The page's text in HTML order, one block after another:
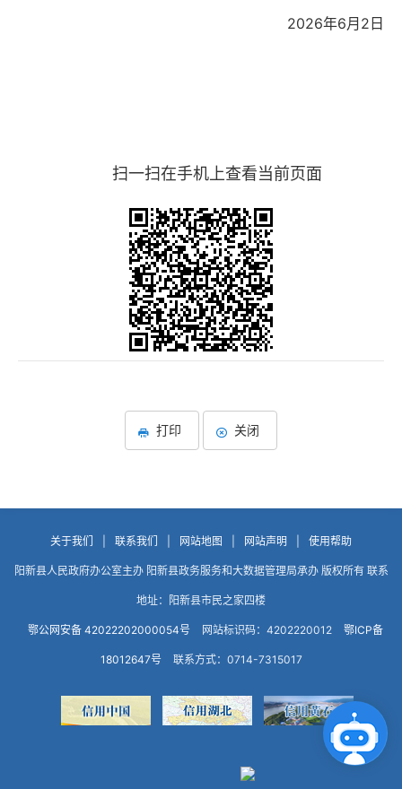
2026年6月2日
扫一扫在手机上查看当前页面
打印 关闭
关于我们 联系我们 网站地图 网站声明 使用帮助
阳新县人民政府办公室主办 阳新县政务服务和大数据管理局承办 版权所有 联系
地址：阳新县市民之家四楼
鄂公网安备 42022202000054号 网站标识码：4202220012 鄂ICP备
18012647号 联系方式：0714-7315017